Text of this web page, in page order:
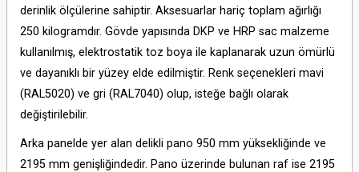
derinlik ölçülerine sahiptir. Aksesuarlar hariç toplam ağırlığı
250 kilogramdır. Gövde yapısında DKP ve HRP sac malzeme
kullanılmış, elektrostatik toz boya ile kaplanarak uzun ömürlü
ve dayanıklı bir yüzey elde edilmiştir. Renk seçenekleri mavi
(RAL5020) ve gri (RAL7040) olup, isteğe bağlı olarak
değiştirilebilir.
Arka panelde yer alan delikli pano 950 mm yüksekliğinde ve
2195 mm genişliğindedir. Pano üzerinde bulunan raf ise 2195